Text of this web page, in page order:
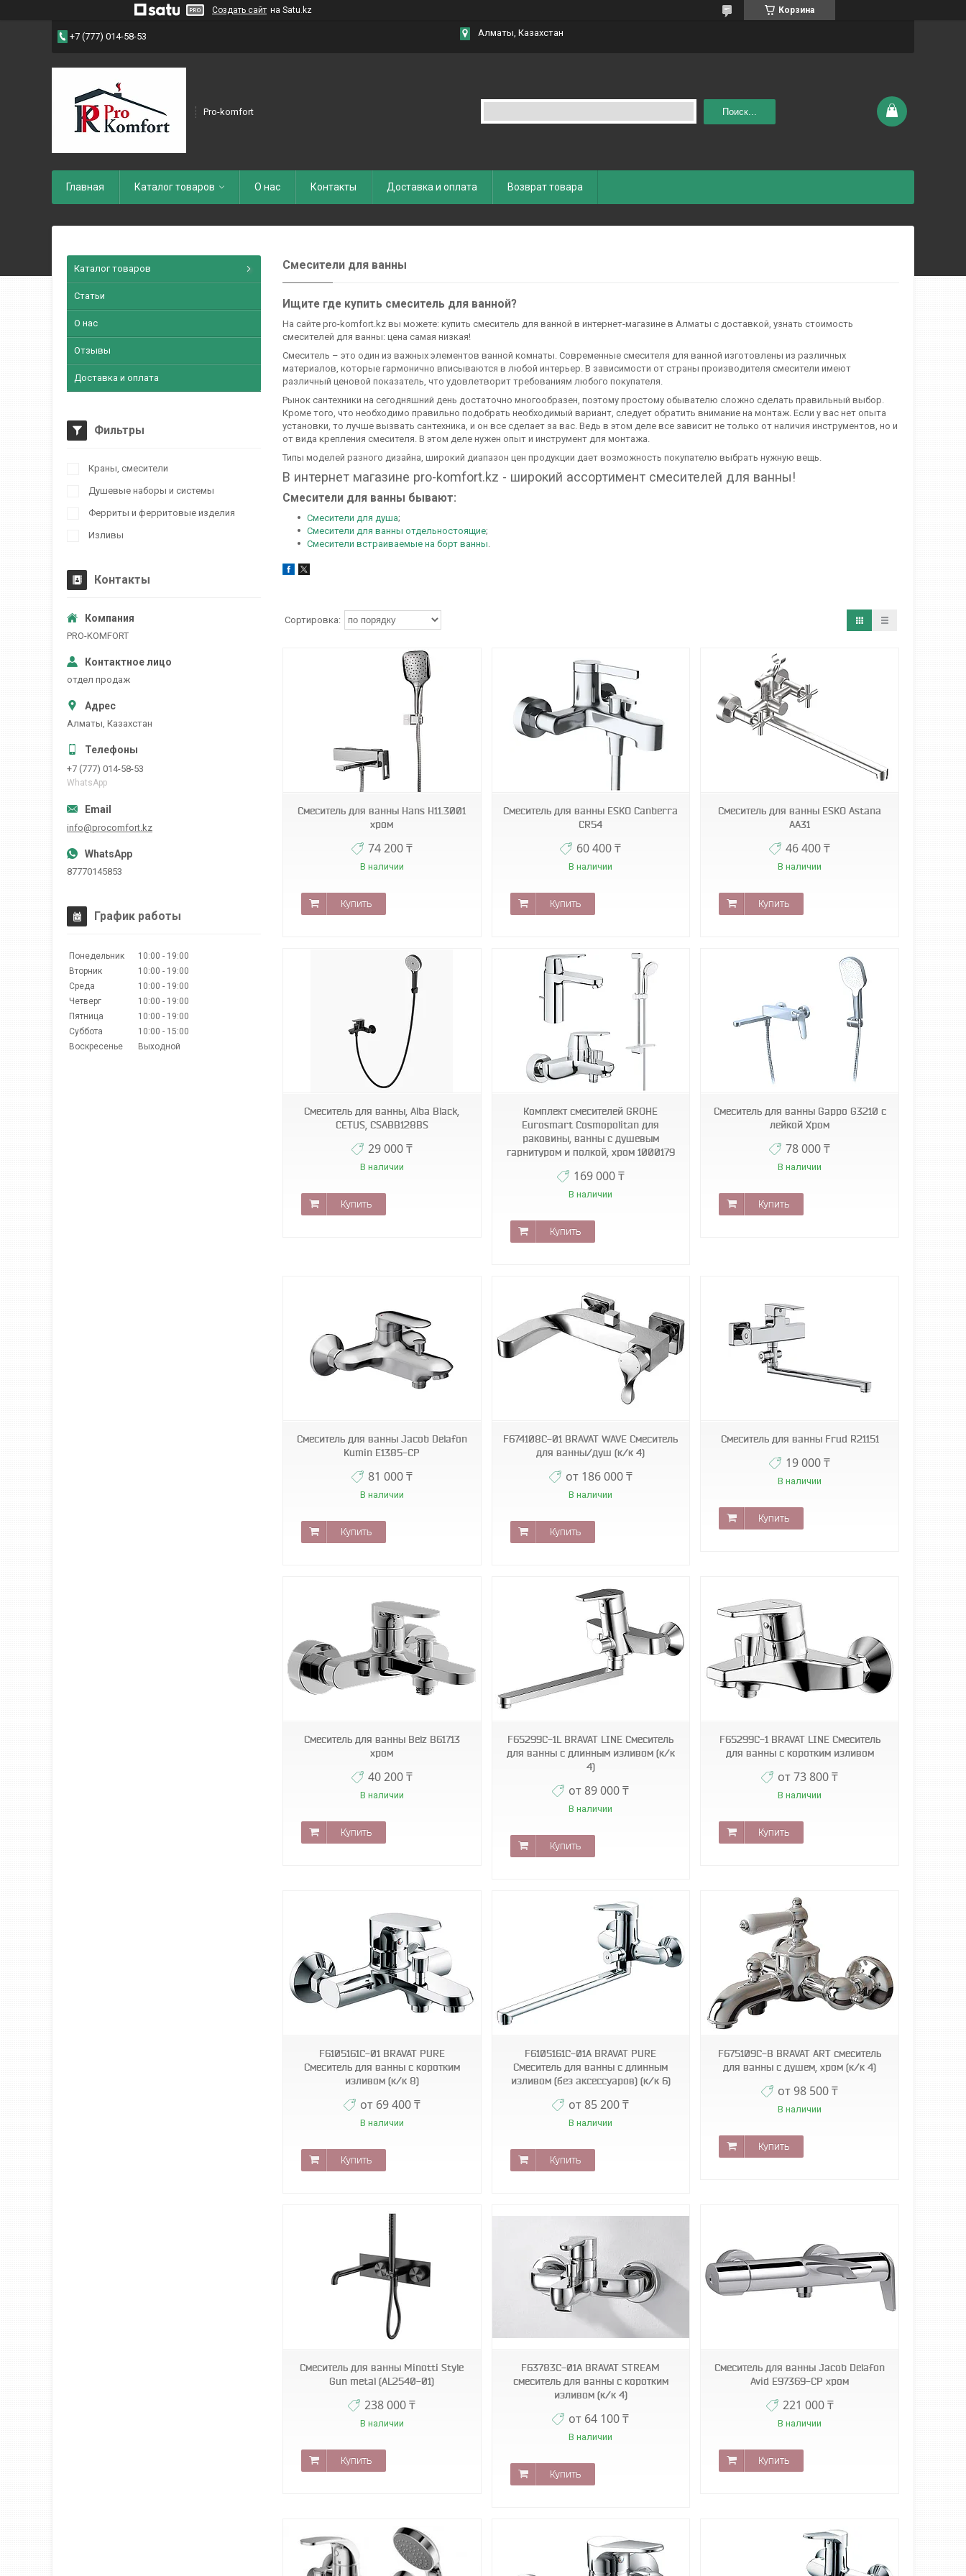
Создать сайт на Satu.kz Корзина
+7 (777) 014-58-53 Алматы, Казахстан
Pro-komfort Поиск...
Главная Каталог товаров О нас Контакты Доставка и оплата Возврат товара
Смесители для ванны
Ищите где купить смеситель для ванной?
На сайте pro-komfort.kz вы можете: купить смеситель для ванной в интернет-магазине в Алматы с доставкой, узнать стоимость
смесителей для ванны: цена самая низкая!
Смеситель – это один из важных элементов ванной комнаты. Современные смесителя для ванной изготовлены из различных
материалов, которые гармонично вписываются в любой интерьер. В зависимости от страны производителя смесители имеют
различный ценовой показатель, что удовлетворит требованиям любого покупателя.
Рынок сантехники на сегодняшний день достаточно многообразен, поэтому простому обывателю сложно сделать правильный выбор.
Кроме того, что необходимо правильно подобрать необходимый вариант, следует обратить внимание на монтаж. Если у вас нет опыта
установки, то лучше вызвать сантехника, и он все сделает за вас. Ведь в этом деле все зависит не только от наличия инструментов, но и
от вида крепления смесителя. В этом деле нужен опыт и инструмент для монтажа.
Типы моделей разного дизайна, широкий диапазон цен продукции дает возможность покупателю выбрать нужную вещь.
В интернет магазине pro-komfort.kz - широкий ассортимент смесителей для ванны!
Смесители для ванны бывают:
Смесители для душа;
Смесители для ванны отдельностоящие;
Смесители встраиваемые на борт ванны.
hns
Смеситель для ванны Hans H11.3001
хром
74 200 ₸
В наличии
Купить
Смеситель для ванны ESKO Canberra
CR54
60 400 ₸
В наличии
Купить
Смеситель для ванны ESKO Astana
AA31
46 400 ₸
В наличии
Купить
Смеситель для ванны, Alba Black,
CETUS, CSABB128BS
29 000 ₸
В наличии
Купить
Комплект смесителей GROHE
Eurosmart Cosmopolitan для
раковины, ванны с душевым
гарнитуром и полкой, хром 1000179
169 000 ₸
В наличии
Купить
KSA
Смеситель для ванны Gappo G3210 с
лейкой Хром
78 000 ₸
В наличии
Купить
Смеситель для ванны Jacob Delafon
Kumin E1385-CP
81 000 ₸
В наличии
Купить
F674108C-01 BRAVAT WAVE Смеситель
для ванны/душ (к/к 4)
от 186 000 ₸
В наличии
Купить
Смеситель для ванны Frud R21151
19 000 ₸
В наличии
Купить
Смеситель для ванны Belz B61713
хром
40 200 ₸
В наличии
Купить
blk
F65299C-1L BRAVAT LINE Смеситель
для ванны с длинным изливом (к/к
4)
от 89 000 ₸
В наличии
Купить
blk
F65299C-1 BRAVAT LINE Смеситель
для ванны с коротким изливом
от 73 800 ₸
В наличии
Купить
F6105161C-01 BRAVAT PURE
Смеситель для ванны с коротким
изливом (к/к 8)
от 69 400 ₸
В наличии
Купить
blk
F6105161C-01A BRAVAT PURE
Смеситель для ванны с длинным
изливом (без аксессуаров) (к/к 6)
от 85 200 ₸
В наличии
Купить
blk
F675109С-В BRAVAT ART смеситель
для ванны с душем, хром (к/к 4)
от 98 500 ₸
В наличии
Купить
Смеситель для ванны Minotti Style
Gun metal (AL2540-01)
238 000 ₸
В наличии
Купить
F63783C-01A BRAVAT STREAM
смеситель для ванны с коротким
изливом (к/к 4)
от 64 100 ₸
В наличии
Купить
Смеситель для ванны Jacob Delafon
Avid E97369-CP хром
221 000 ₸
В наличии
Купить
Каталог товаров
Статьи
О нас
Отзывы
Доставка и оплата
Фильтры
Краны, смесители
Душевые наборы и системы
Ферриты и ферритовые изделия
Изливы
Контакты
PRO-KOMFORT
отдел продаж
Алматы, Казахстан
+7 (777) 014-58-53
WhatsApp
info@procomfort.kz
87770145853
График работы
Понедельник 10:00
19:00
Вторник
10:00
19:00
Среда
10:00
19:00
Четверг
10:00
19:00
Пятница
10:00
19:00
Суббота
10:00
15:00
Воскресенье
Выходной